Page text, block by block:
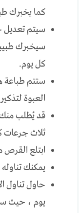
كما يخبرك
سيتم
سيخبرك
كل يوم.
ستتم طباعة
العبوة
قد يُطلب منك
ثلاث جرعات
ابتلع القرص
يمكنك
حاول تناول
يوم ، حيث